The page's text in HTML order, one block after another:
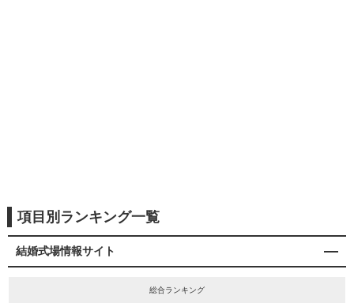
項目別ランキング一覧
結婚式場情報サイト
総合ランキング